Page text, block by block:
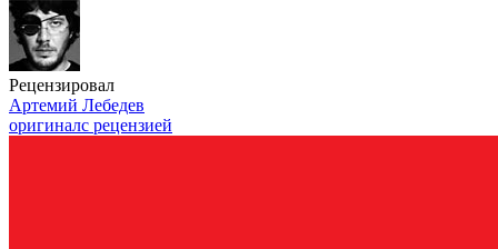
Рецензировал
Артемий Лебедев
оригиналс рецензией